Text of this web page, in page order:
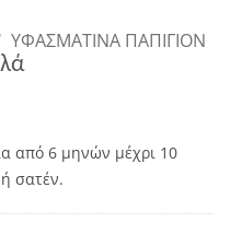
ΥΦΑΣΜΆΤΙΝΑ ΠΑΠΙΓΙΌΝ
από 6 μηνών μέχρι 10
σατέν.